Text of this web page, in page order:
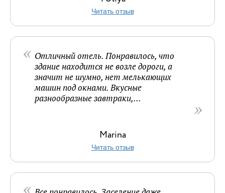
Читать отзыв
Отличный отель. Понравилось, что
здание находится не возле дороги, а
значит не шумно, нет мелькающих
машин под окнами. Вкусные
разнообразные завтраки,...
Marina
Читать отзыв